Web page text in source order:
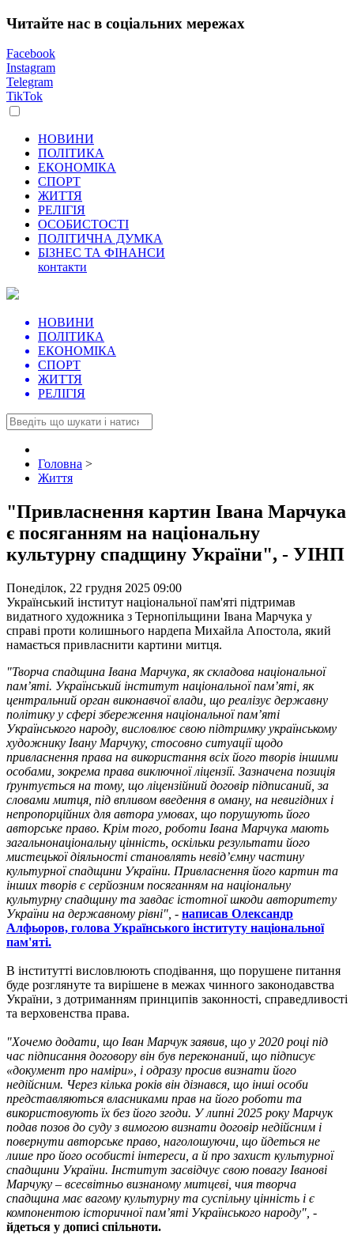
Читайте нас в соціальних мережах
Facebook
Instagram
Telegram
TikTok
НОВИНИ
ПОЛІТИКА
ЕКОНОМІКА
СПОРТ
ЖИТТЯ
РЕЛІГІЯ
ОСОБИСТОСТІ
ПОЛІТИЧНА ДУМКА
БІЗНЕС ТА ФІНАНСИ
контакти
НОВИНИ
ПОЛІТИКА
ЕКОНОМІКА
СПОРТ
ЖИТТЯ
РЕЛІГІЯ
Головна >
Життя
"Привласнення картин Івана Марчука
є посяганням на національну
культурну спадщину України", - УІНП
Понеділок, 22 грудня 2025 09:00
Український інститут національної пам'яті підтримав
видатного художника з Тернопільщини Івана Марчука у
справі проти колишнього нардепа Михайла Апостола, який
намається привласнити картини митця.
"Творча спадщина Івана Марчука, як складова національної
пам’яті. Український інститут національної пам’яті, як
центральний орган виконавчої влади, що реалізує державну
політику у сфері збереження національної пам’яті
Українського народу, висловлює свою підтримку українському
художнику Івану Марчуку, стосовно ситуації щодо
привласнення права на використання всіх його творів іншими
особами, зокрема права виключної ліцензії. Зазначена позиція
ґрунтується на тому, що ліцензійний договір підписаний, за
словами митця, під впливом введення в оману, на невигідних і
непропорційних для автора умовах, що порушують його
авторське право. Крім того, роботи Івана Марчука мають
загальнонаціональну цінність, оскільки результати його
мистецької діяльності становлять невід’ємну частину
культурної спадщини України. Привласнення його картин та
інших творів є серйозним посяганням на національну
культурну спадщину та завдає істотної шкоди авторитету
України на державному рівні", - написав Олександр
Алфьоров, голова Українського інституту національної
пам'яті.
В інститутті висловлюють сподівання, що порушене питання
буде розглянуте та вирішене в межах чинного законодавства
України, з дотриманням принципів законності, справедливості
та верховенства права.
"Хочемо додати, що Іван Марчук заявив, що у 2020 році під
час підписання договору він був переконаний, що підписує
«документ про наміри», і одразу просив визнати його
недійсним. Через кілька років він дізнався, що інші особи
представляються власниками прав на його роботи та
використовують їх без його згоди. У липні 2025 року Марчук
подав позов до суду з вимогою визнати договір недійсним і
повернути авторське право, наголошуючи, що йдеться не
лише про його особисті інтереси, а й про захист культурної
спадщини України. Інститут засвідчує свою повагу Іванові
Марчуку – всесвітньо визнаному митцеві, чия творча
спадщина має вагому культурну та суспільну цінність і є
компонентою історичної пам’яті Українського народу", -
йдеться у дописі спільноти.